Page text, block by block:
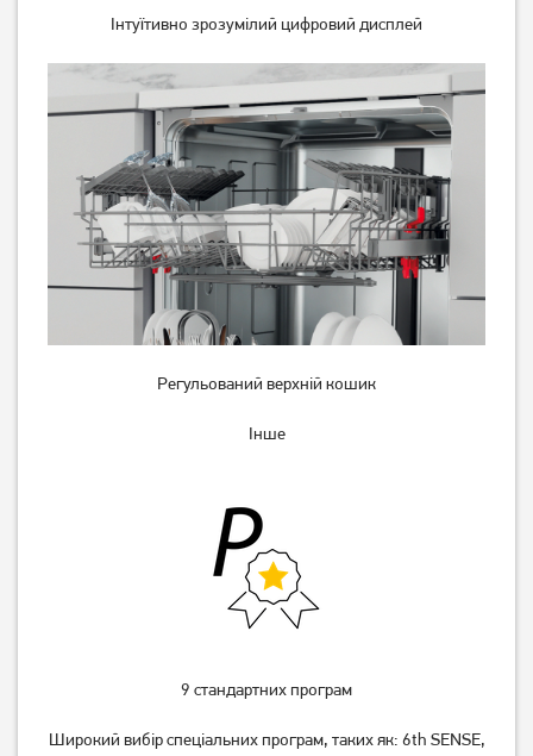
Інтуїтивно зрозумілий цифровий дисплей
Регульований верхній кошик
Інше
9 стандартних програм
Широкий вибір спеціальних програм, таких як: 6th SENSE,